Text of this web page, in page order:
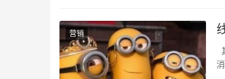
营销